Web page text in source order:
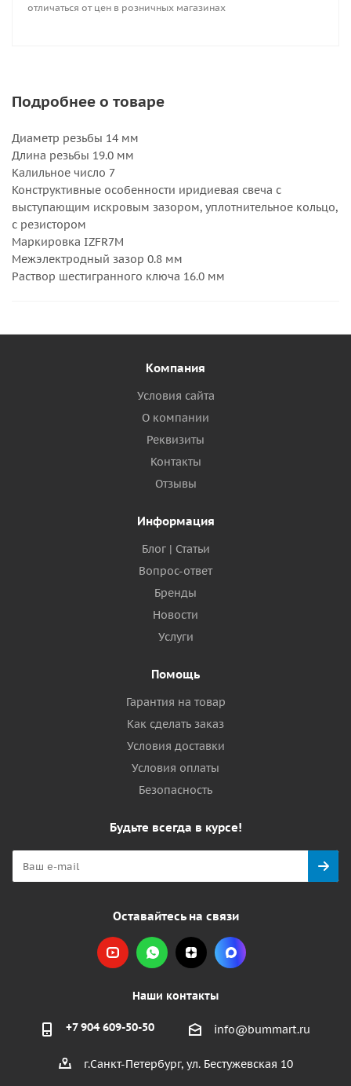
отличаться от цен в розничных магазинах
Подробнее о товаре
Диаметр резьбы 14 мм
Длина резьбы 19.0 мм
Калильное число 7
Конструктивные особенности иридиевая свеча с
выступающим искровым зазором, уплотнительное кольцо,
с резистором
Маркировка IZFR7M
Межэлектродный зазор 0.8 мм
Раствор шестигранного ключа 16.0 мм
Компания
Условия сайта
О компании
Реквизиты
Контакты
Отзывы
Информация
Блог | Статьи
Вопрос-ответ
Бренды
Новости
Услуги
Помощь
Гарантия на товар
Как сделать заказ
Условия доставки
Условия оплаты
Безопасность
Будьте всегда в курсе!
Оставайтесь на связи
Наши контакты
+7 904 609-50-50 info@bummart.ru
г.Санкт-Петербург, ул. Бестужевская 10